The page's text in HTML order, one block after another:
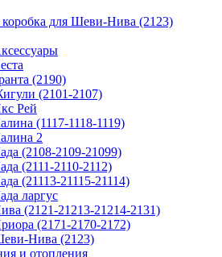
коробка для Шеви-Нива (2123)
(2190)
(2101-2107)
Рей
(1117-1118-1119)
2
(2108-2109-21099)
(2111-2110-2112)
(21113-21115-21114)
ларгус
(2121-21213-21214-2131)
(2171-2170-2172)
Нива (2123)
и отопления